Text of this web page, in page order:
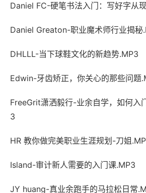
Daniel FC-硬笔书法入门：写好字从
Daniel Greaton-职业魔术师行业揭秘
DHLLL-当下球鞋文化的新趋势.MP3
Edwin-牙齿矫正，你关心的那些问题
FreeGrit潇洒毅行-业余自学，如何入
3
HR 教你做完美职业生涯规划-刀姐
Island-审计新人需要的入门课.MP3
JY huang-真业余跑手的马拉松日常